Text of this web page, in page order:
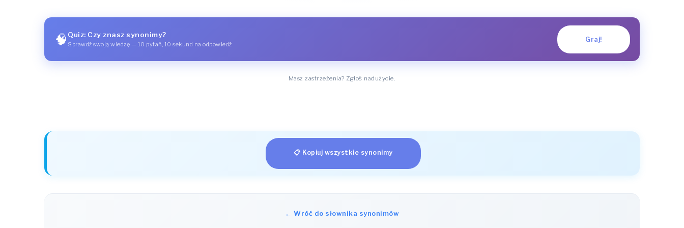
🧠 Quiz: Czy znasz synonimy?
Sprawdź swoją wiedzę — 10 pytań, 10 sekund na odpowiedź
Graj!
Masz zastrzeżenia? Zgłoś nadużycie.
📋 Kopiuj wszystkie synonimy
← Wróć do słownika synonimów